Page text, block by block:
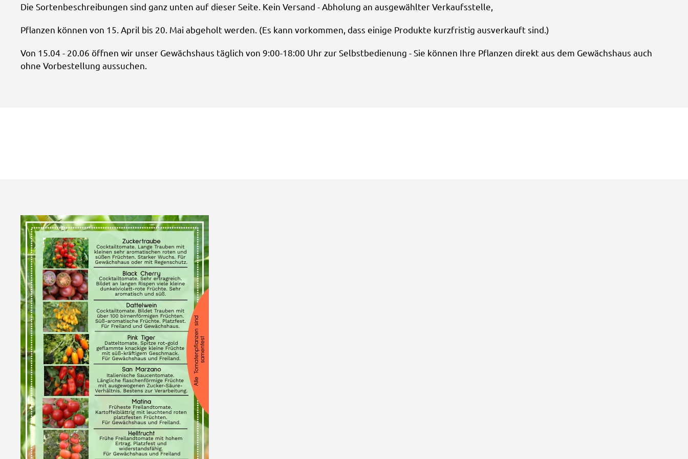
Die Sortenbeschreibungen sind ganz unten auf dieser Seite. Kein Versand - Abholung an ausgewählter Verkaufsstelle,
Pflanzen können von 15. April bis 20. Mai abgeholt werden. (Es kann vorkommen, dass einige Produkte kurzfristig ausverkauft sind.)
Von 15.04 - 20.06 öffnen wir unser Gewächshaus täglich von 9:00-18:00 Uhr zur Selbstbedienung - Sie können Ihre Pflanzen direkt aus dem Gewächshaus auch
ohne Vorbestellung aussuchen.